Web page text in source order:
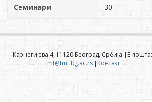
Семинари 30
Карнегијева 4, 11120 Београд, Србија |Е-пошта:
tmf@tmf.bg.ac.rs| Контакт